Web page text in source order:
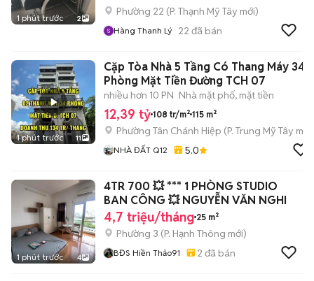
1 phút trước 2
Phường 22 (P. Thạnh Mỹ Tây mới)
Hàng Thanh Lý 22 đã bán
1 phút trước 11
Cặp Tòa Nhà 5 Tầng Có Thang Máy 34
Phòng Mặt Tiền Đường TCH 07
nhiều hơn 10 PN Nhà mặt phố, mặt tiền
12,39 tỷ 108 tr/m² 115 m²
Phường Tân Chánh Hiệp (P. Trung Mỹ Tây mới)
NHÀ ĐẤT Q12 5.0
1 phút trước 4
4TR 700 💥 *** 1 PHÒNG STUDIO
BAN CÔNG 💥 NGUYỄN VĂN NGHI
4,7 triệu/tháng 25 m²
Phường 3 (P. Hạnh Thông mới)
BĐS Hiền Thảo91 2 đã bán